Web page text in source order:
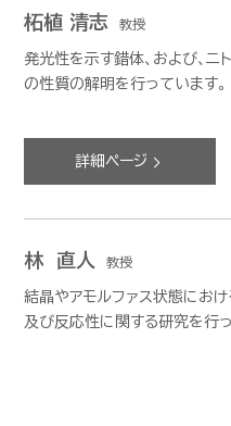
柘植 清志 教授
発光性を示す錯体、および、
の性質の解明を行っています。
詳細ページ
林 直人 教授
結晶やアモルファス状態におけ
及び反応性に関する研究を行っ